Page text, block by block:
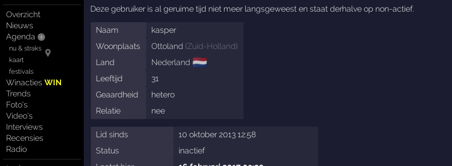
Overzicht
Nieuws
Agenda
nu & straks
kaart
festivals
WinactiesWIN
Trends
Foto's
Video's
Interviews
Recensies
Radio
Deze gebruiker is al geruime tijd niet meer langsgeweest en staat derhalve op non-actief.
Naam
kasper
Woonplaats
Ottoland (Zuid-Holland)
Land
Nederland 🇳🇱
Leeftijd
31
Geaardheid
hetero
Relatie
nee
Lid sinds
10 oktober 2013 12:58
Status
inactief